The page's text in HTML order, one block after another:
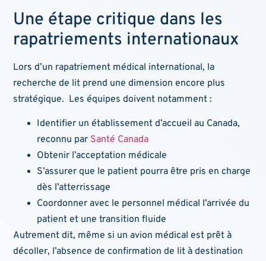
Une étape critique dans les
rapatriements internationaux
Lors d’un rapatriement médical international, la
recherche de lit prend une dimension encore plus
stratégique. Les équipes doivent notamment :
Identifier un établissement d’accueil au Canada,
reconnu par Santé Canada
Obtenir l’acceptation médicale
S’assurer que le patient pourra être pris en charge
dès l’atterrissage
Coordonner avec le personnel médical l’arrivée du
patient et une transition fluide
Autrement dit, même si un avion médical est prêt à
décoller, l’absence de confirmation de lit à destination